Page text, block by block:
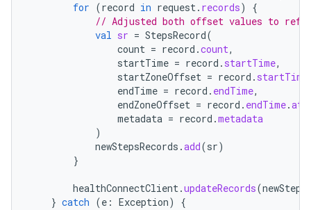
for (record in request. records)
{
// Adjusted both offset values to
val sr = StepsRecord(
count = record .count,
startTime = record . startTime,
startZoneOffset = record . startTime
endTime = record . endTime,
endZoneOffset = record . endTime.
metadata = record .metadata
)
newStepsRecords .add(sr)
}
healthConnectClient.updateRecords(
} catch (e : Exception)
{